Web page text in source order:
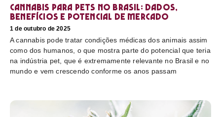
Cannabis para pets no Brasil: dados,
benefícios e potencial de mercado
1 de outubro de 2025
A cannabis pode tratar condições médicas dos animais assim
como dos humanos, o que mostra parte do potencial que teria
na indústria pet, que é extremamente relevante no Brasil e no
mundo e vem crescendo conforme os anos passam